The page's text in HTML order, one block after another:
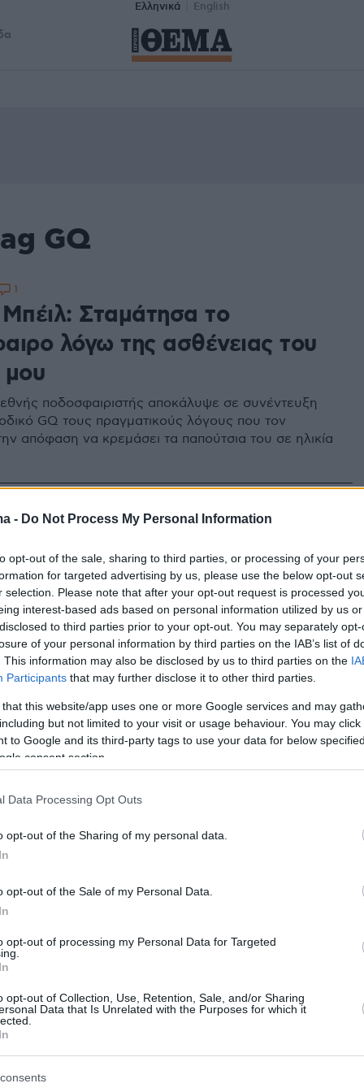
- Do Not Process My Personal Information
opt-out of the sale, sharing to third parties, or processing of your
for targeted advertising by us, please use the below opt-out
selection. Please note that after your opt-out request is processed
interest-based ads based on personal information utilized by us
to third parties prior to your opt-out. You may separately
of your personal information by third parties on the IAB’s list of
This information may also be disclosed by us to third parties on the
Participants that may further disclose it to other third parties.
that this website/app uses one or more Google services and may
but not limited to your visit or usage behaviour. You may
to Google and its third-party tags to use your data for below
consent section.
Data Processing Opt Outs
opt-out of the Sharing of my personal data.
opt-out of the Sale of my Personal Data.
opt-out of processing my Personal Data for Targeted
opt-out of Collection, Use, Retention, Sale, and/or Sharing
Data that Is Unrelated with the Purposes for which it
Ελληνικά English
GQ
Σταμάτησα το
λόγω της ασθένειας του
ποδοσφαιριστής αποκάλυψε σε συνέντευξη
GQ τους πραγματικούς λόγους που τον
απόφαση να κρεμάσει τα παπούτσια του σε ηλικία
1
«Όταν τελειώσει το
με τη Σίτι θα κάνω ένα
διάλειμμα»
της Μάντσεστερ Σίτι σε συνέντευξη του σε
μίλησε για την ανάγκη που νιώθει να κάνει μία
αφιερώσει χρόνο στον εαυτό του
Αθηνά Παλλάδα στην καρδιά
κοστούμι δια χειρός
εμφανίστηκε ο
NBA δεν ξεχνάει ποτέ την πατρίδα του και με κάθε
4
Αντετοκούνμπο αναδείχθηκε
της χρονιάς από το περιοδικό
GQ επέλεξε τον Γιάννη Αντετοκούνμπο ως αθλητή